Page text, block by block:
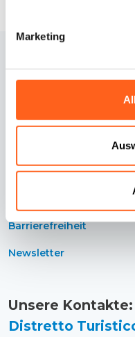
Marketing
Erklärung zur
Barrierefreiheit
Newsletter
Unsere Kontakte:
Distretto